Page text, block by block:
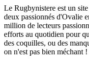
Le Rugbynistere est un
deux passionnés d'Ovalie
million de lecteurs
efforts au quotidien pour
des coquilles, ou des
on n'est pas bien méchant !